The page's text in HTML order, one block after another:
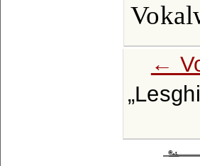
←